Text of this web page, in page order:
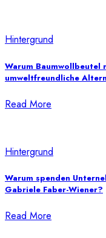
Hintergrund
Warum Baumwollbeutel
umweltfreundliche
Read More
Hintergrund
Warum spenden
Gabriele Faber-Wiener?
Read More